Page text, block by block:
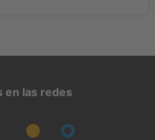
en las redes